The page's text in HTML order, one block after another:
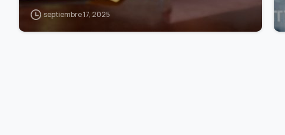
septiembre 17, 2025